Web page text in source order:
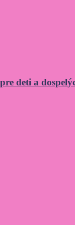
deti a